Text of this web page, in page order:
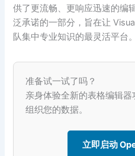
供了更流畅、更响应迅速的编
泛承诺的一部分，旨在让
队集中专业知识的最灵活平台。
准备试一试了吗？
亲身体验全新的表格编辑
组织您的数据。
立即启动